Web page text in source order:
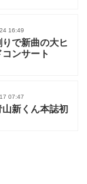
16:49
で新曲の大ヒ
ンサート
07:47
新くん本誌初